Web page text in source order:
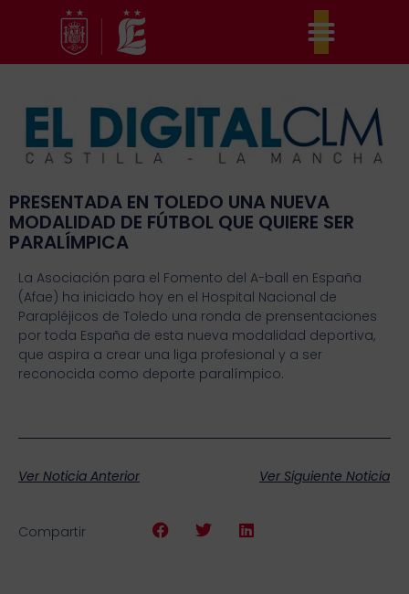
contenido
PRESENTADA EN TOLEDO UNA NUEVA
MODALIDAD DE FÚTBOL QUE QUIERE SER
PARALÍMPICA
La Asociación para el Fomento del A-ball en España
(Afae) ha iniciado hoy en el Hospital Nacional de
Parapléjicos de Toledo una ronda de prensentaciones
por toda España de esta nueva modalidad deportiva,
que aspira a crear una liga profesional y a ser
reconocida como deporte paralímpico.
Ver Noticia Anterior Ver Siguiente Noticia
Compartir